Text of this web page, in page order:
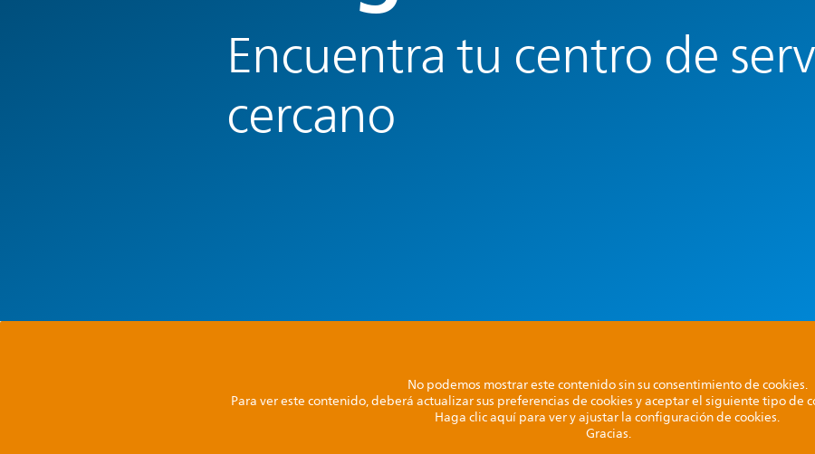
Encuentra tu centro de
cercano
No podemos mostrar este contenido sin su consentimiento de cookies.
Para ver este contenido, deberá actualizar sus preferencias de cookies y aceptar el siguiente tipo
Haga clic aquí para ver y ajustar la configuración de cookies.
Gracias.